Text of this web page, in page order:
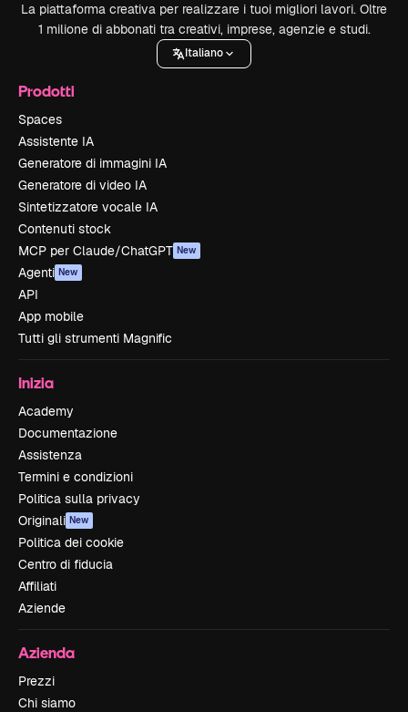
La piattaforma creativa per realizzare i tuoi migliori lavori. Oltre
1 milione di abbonati tra creativi, imprese, agenzie e studi.
Italiano
Prodotti
Spaces
Assistente IA
Generatore di immagini IA
Generatore di video IA
Sintetizzatore vocale IA
Contenuti stock
MCP per Claude/ChatGPT New
Agenti New
API
App mobile
Tutti gli strumenti Magnific
Inizia
Academy
Documentazione
Assistenza
Termini e condizioni
Politica sulla privacy
Originali New
Politica dei cookie
Centro di fiducia
Affiliati
Aziende
Azienda
Prezzi
Chi siamo